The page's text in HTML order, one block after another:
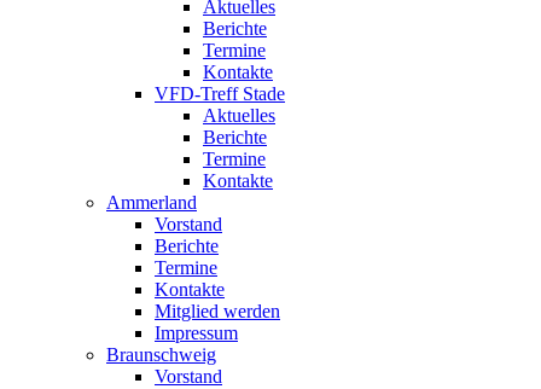
Aktuelles
Berichte
Termine
Kontakte
VFD-Treff Stade
Aktuelles
Berichte
Termine
Kontakte
Ammerland
Vorstand
Berichte
Termine
Kontakte
Mitglied werden
Impressum
Braunschweig
Vorstand